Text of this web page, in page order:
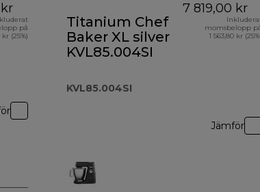
på
kr (25%)
Titanium Chef
Baker XL silver
KVL85.004SI
KVL85.004SI
7 819,00 kr
momsbelopp
1 563,80 kr
Jämför